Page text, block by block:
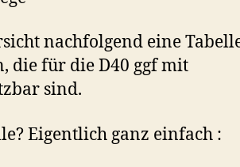
nachfolgend eine
die für die D40 ggf mit
sind.
Eigentlich ganz einfach :